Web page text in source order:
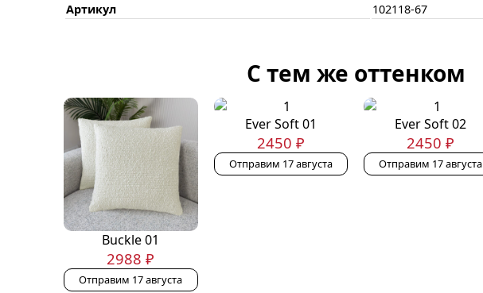
Артикул 102118-67
С тем же оттенком
Buckle 01
2988 ₽
Отправим 17 августа
Ever Soft 01
2450 ₽
Отправим 17 августа
Ever Soft 02
2450 ₽
Отправим 17 августа